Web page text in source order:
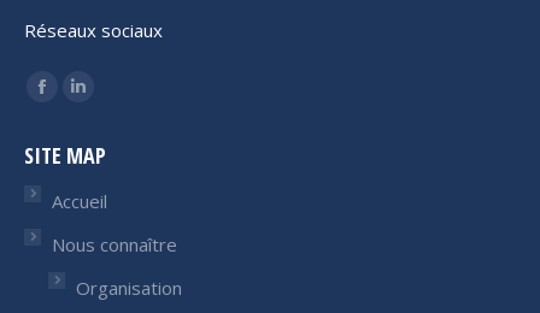
Réseaux sociaux
Trouvez nous sur :
Facebook
opens
window
LinkedIn
opens
in
window
SITE MAP
Accueil
Nous connaître
Organisation